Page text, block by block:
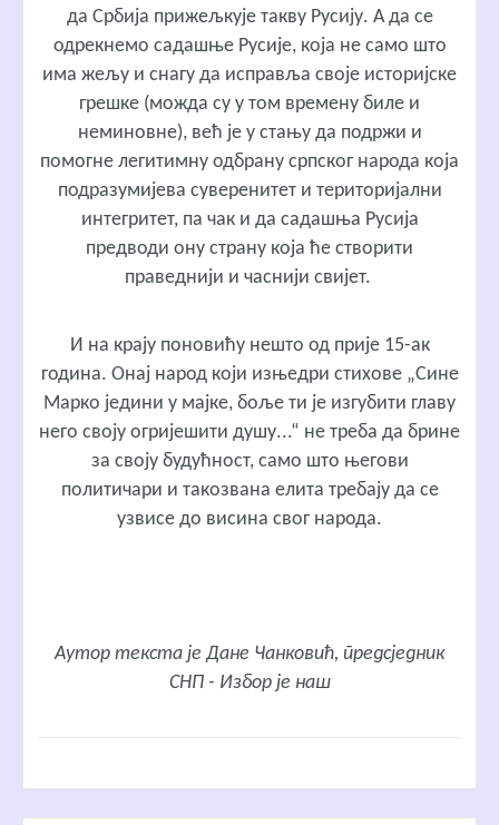
да Србија прижељкује такву Русију. А да се
одрекнемо садашње Русије, која не само што
има жељу и снагу да исправља своје историјске
грешке (можда су у том времену биле и
неминовне), већ је у стању да подржи и
помогне легитимну одбрану српског народа која
подразумијева суверенитет и територијални
интегритет, па чак и да садашња Русија
предводи ону страну која ће створити
праведнији и часнији свијет.
И на крају поновићу нешто од прије 15-ак
година. Онај народ који изњедри стихове „Сине
Марко једини у мајке, боље ти је изгубити главу
него своју огријешити душу...“ не треба да брине
за своју будућност, само што његови
политичари и такозвана елита требају да се
узвисе до висина свог народа.
Aутор текста је Дане Чанковић, предсједник
СНП - Избор је наш